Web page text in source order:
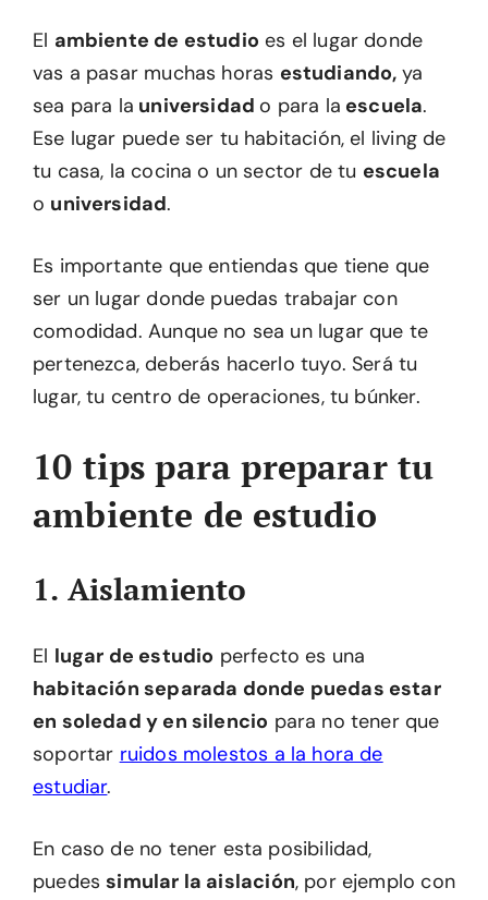
El ambiente de estudio es el lugar donde
vas a pasar muchas horas estudiando, ya
sea para la universidad o para la escuela.
Ese lugar puede ser tu habitación, el living de
tu casa, la cocina o un sector de tu escuela
o universidad.
Es importante que entiendas que tiene que
ser un lugar donde puedas trabajar con
comodidad. Aunque no sea un lugar que te
pertenezca, deberás hacerlo tuyo. Será tu
lugar, tu centro de operaciones, tu búnker.
10 tips para preparar tu
ambiente de estudio
1. Aislamiento
El lugar de estudio perfecto es una
habitación separada donde puedas estar
en soledad y en silencio para no tener que
soportar ruidos molestos a la hora de
estudiar.
En caso de no tener esta posibilidad,
puedessimular la aislación, por ejemplo con